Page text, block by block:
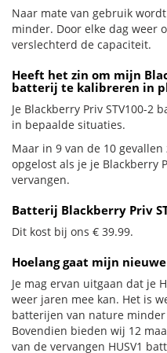
Naar mate van gebruik
minder. Door elke dag weer
verslechterd de capaciteit.
Heeft het zin om mijn
batterij te kalibreren in
Je Blackberry Priv STV100-
in bepaalde situaties.
Maar in 9 van de 10
opgelost als je je Blackberry
vervangen.
Batterij Blackberry Priv
Dit kost bij ons € 39.99.
Hoelang gaat mijn
Je mag ervan uitgaan dat je
weer jaren mee kan. Het is
batterijen van nature
Bovendien bieden wij 12
van de vervangen HUSV1